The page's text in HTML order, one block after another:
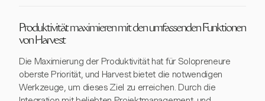
Produktivität maximieren mit den umfassenden Funktionen
von Harvest
Die Maximierung der Produktivität hat für Solopreneure
oberste Priorität, und Harvest bietet die notwendigen
Werkzeuge, um dieses Ziel zu erreichen. Durch die